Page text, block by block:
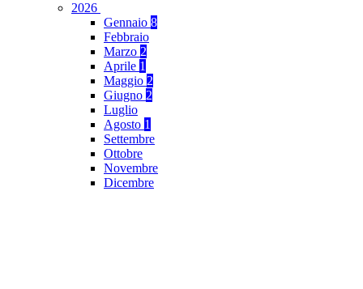
2026
Gennaio 8
Febbraio
Marzo 2
Aprile 1
Maggio 2
Giugno 2
Luglio
Agosto 1
Settembre
Ottobre
Novembre
Dicembre